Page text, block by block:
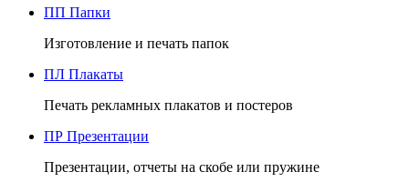
ПП Папки
Изготовление и печать папок
ПЛ Плакаты
Печать рекламных плакатов и постеров
ПР Презентации
Презентации, отчеты на скобе или пружине